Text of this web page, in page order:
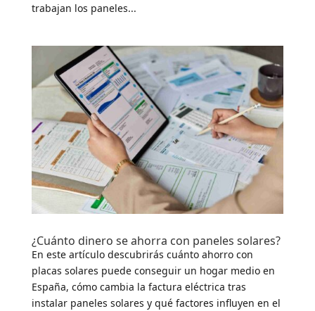
trabajan los paneles...
¿Cuánto dinero se ahorra con paneles solares?
En este artículo descubrirás cuánto ahorro con
placas solares puede conseguir un hogar medio en
España, cómo cambia la factura eléctrica tras
instalar paneles solares y qué factores influyen en el